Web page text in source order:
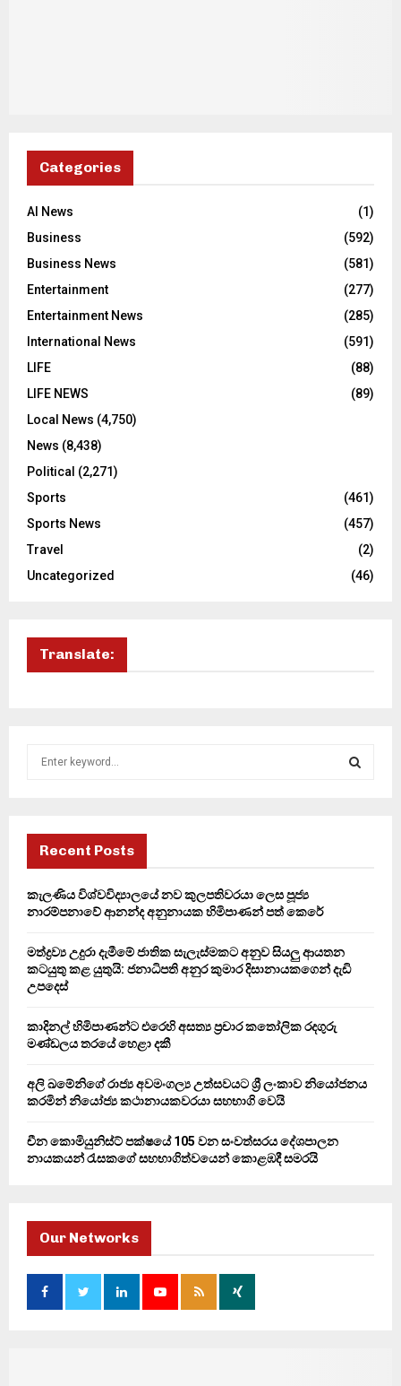
Categories
AI News
(1)
Business
(592)
Business News
(581)
Entertainment
(277)
Entertainment News
(285)
International News
(591)
LIFE
(88)
LIFE NEWS
(89)
Local News (4,750)
News (8,438)
Political (2,271)
Sports
(461)
Sports News
(457)
Travel
(2)
Uncategorized
(46)
Translate:
f
r
H
Recent Posts
කැලණිය විශ්වවිද්‍යාලයේ නව කුලපතිවරයා ලෙස පූජ්‍ය
නාරම්පනාවේ ආනන්ද අනුනායක හිමිපාණන් පත් කෙරේ
මත්ද්‍රව්‍ය උදුරා දැමීමේ ජාතික සැලැස්මකට අනුව සියලු ආයතන
කටයුතු කළ යුතුයි: ජනාධිපති අනුර කුමාර දිසානායකගෙන් දැඩි
උපදෙස්
කාදිනල් හිමිපාණන්ට එරෙහි අසත්‍ය ප්‍රචාර කතෝලික රදගුරු
මණ්ඩලය තරයේ හෙළා දකී
අලි ඛමේනිගේ රාජ්‍ය අවමංගල්‍ය උත්සවයට ශ්‍රී ලංකාව නියෝජනය
කරමින් නියෝජ්‍ය කථානායකවරයා සහභාගි වෙයි
චීන කොමියුනිස්ට් පක්ෂයේ 105 වන සංවත්සරය දේශපාලන
නායකයන් රැසකගේ සහභාගිත්වයෙන් කොළඹදී සමරයි
Our Networks